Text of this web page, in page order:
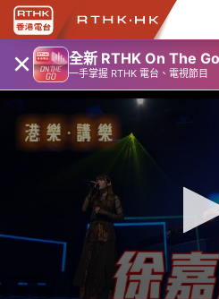
× 全新 RTHK On The Go
一手掌握 RTHK 電台、電視節目